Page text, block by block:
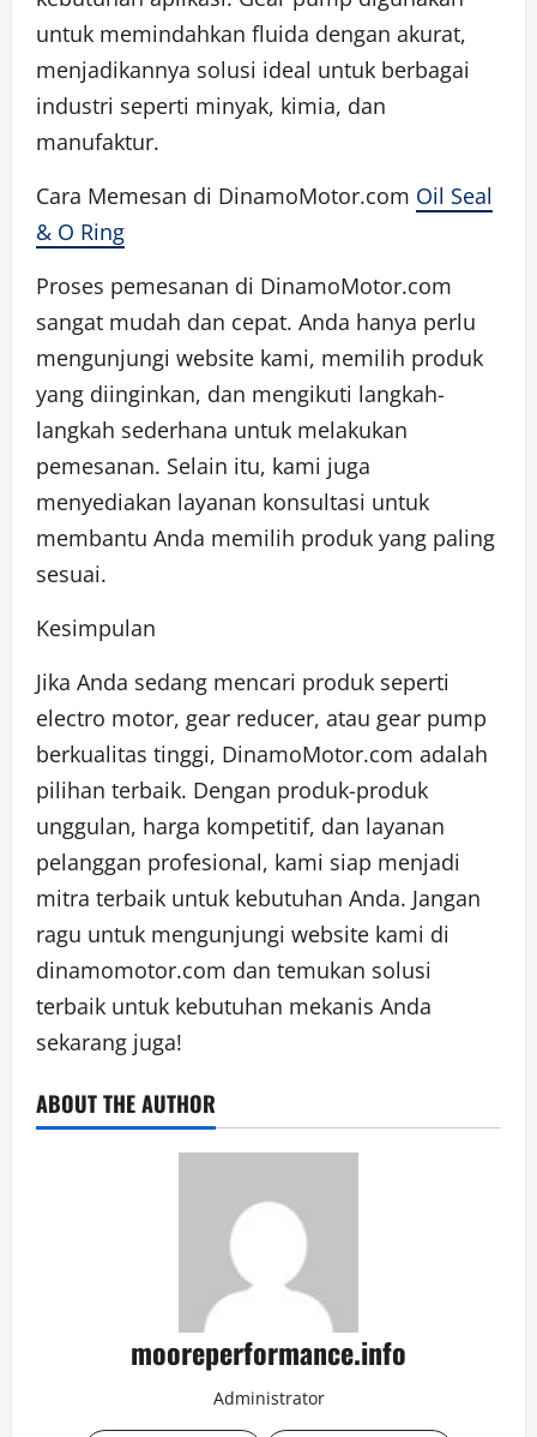
untuk memindahkan fluida dengan akurat,
menjadikannya solusi ideal untuk berbagai
industri seperti minyak, kimia, dan
manufaktur.
Cara Memesan di DinamoMotor.com Oil Seal
& O Ring
Proses pemesanan di DinamoMotor.com
sangat mudah dan cepat. Anda hanya perlu
mengunjungi website kami, memilih produk
yang diinginkan, dan mengikuti langkah-
langkah sederhana untuk melakukan
pemesanan. Selain itu, kami juga
menyediakan layanan konsultasi untuk
membantu Anda memilih produk yang paling
sesuai.
Kesimpulan
Jika Anda sedang mencari produk seperti
electro motor, gear reducer, atau gear pump
berkualitas tinggi, DinamoMotor.com adalah
pilihan terbaik. Dengan produk-produk
unggulan, harga kompetitif, dan layanan
pelanggan profesional, kami siap menjadi
mitra terbaik untuk kebutuhan Anda. Jangan
ragu untuk mengunjungi website kami di
dinamomotor.com dan temukan solusi
terbaik untuk kebutuhan mekanis Anda
sekarang juga!
ABOUT THE AUTHOR
mooreperformance.info
Administrator